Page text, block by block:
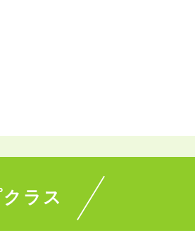
ラス